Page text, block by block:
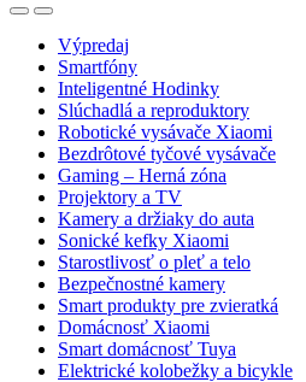
OpenClose
Výpredaj
Smartfóny
Inteligentné Hodinky
Slúchadlá a reproduktory
Robotické vysávače Xiaomi
Bezdrôtové tyčové vysávače
Gaming – Herná zóna
Projektory a TV
Kamery a držiaky do auta
Sonické kefky Xiaomi
Starostlivosť o pleť a telo
Bezpečnostné kamery
Smart produkty pre zvieratká
Domácnosť Xiaomi
Smart domácnosť Tuya
Elektrické kolobežky a bicykle